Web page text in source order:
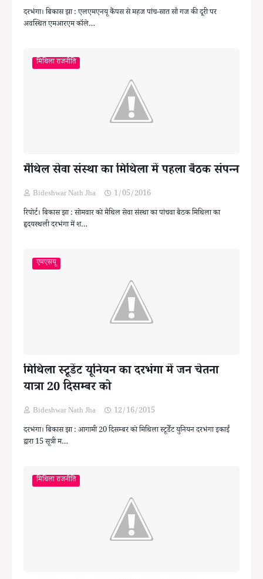
दरभंगा। बिकास झा : एलएमएनयू कैंपस से महज पांच-सात सौ गज की दूरी पर
अवस्थित एमआरएम कॉले…
मिथिला राजनीति
मैथिल सेवा संस्था का मिथिला में पहला बैठक संपन्न
Bideshwar Nath Jha
1/05/2016
रिपोर्ट। बिकास झा : सोमवार को मैथिल सेवा संस्था का पांचवा बैठक मिथिला का
हृदयस्थली दरभंगा में श…
एमएसयू
मिथिला स्टूडेंट यूनियन का दरभंगा में जन चेतना
यात्रा 20 दिसम्बर को
Bideshwar Nath Jha
12/16/2015
दरभंगा। बिकास झा : आगामी 20 दिसम्बर को मिथिला स्टूडेँट युनियन दरभंगा इकाईं
द्वारा 15 सूत्री म…
मिथिला राजनीति